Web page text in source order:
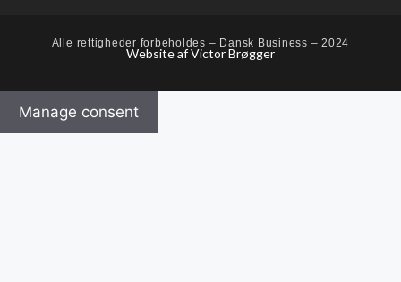
Alle rettigheder forbeholdes – Dansk Business – 2024
Website af Victor Brøgger
Manage consent